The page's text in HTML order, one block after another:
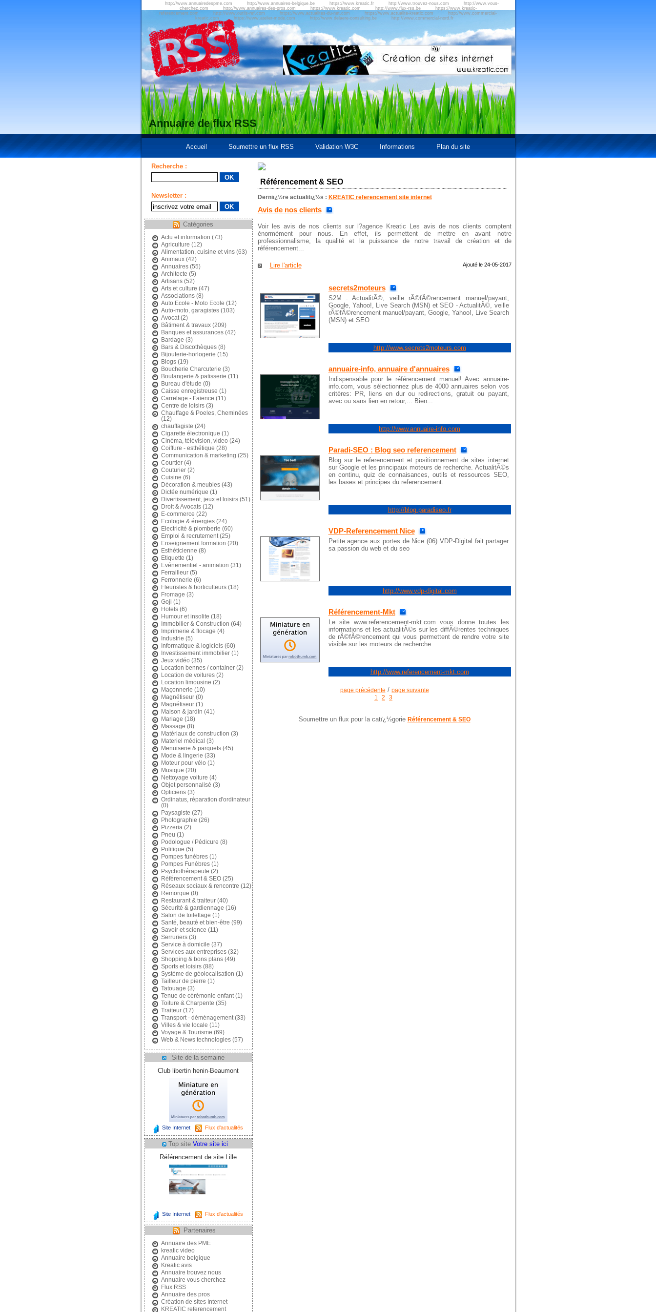
http://www.annuairedespme.com http://www.annuaires-belgique.be https://www.kreatic.fr http://www.trouvez-nous.com
http://www.vous-
cherchez.com
http://www.annuaires-des-pros.com https://www.kreatic.com http://www.flux-rss.be
https://www.kreatic-
referencement.com
http://www.outils-ref.com https://www.actualites-du-net.com https://www.actualite-kreatic.com
http://www.commercial-
kreatic.com
https://www.atelier-mode.com http://www.delaere-consulting.be http://www.commercial-nord.fr
Annuaire de flux RSS
Accueil Soumettre un flux RSS Validation W3C Informations Plan du site
Recherche :
Newsletter :
Catégories
Actu et information (73)
Agriculture (12)
Alimentation, cuisine et vins(63)
Animaux(42)
Annuaires(55)
Architecte (5)
Artisans(52)
Arts et culture (47)
Associations(8)
Auto Ecole - Moto Ecole (12)
Auto-moto, garagistes(103)
Avocat(2)
Bâtiment & travaux(209)
Banques et assurances(42)
Bardage (3)
Bars & Discothèques(8)
Bijouterie-horlogerie (15)
Blogs(19)
Boucherie Charcuterie (3)
Boulangerie & patisserie (11)
Bureau d'étude (0)
Caisse enregistreuse (1)
Carrelage - Faience (11)
Centre de loisirs(3)
Chauffage & Poeles, Cheminées
(12)
chauffagiste (24)
Cigarette électronique (1)
Cinéma, télévision, video (24)
Coiffure - esthétique (28)
Communication & marketing (25)
Courtier(4)
Couturier(2)
Cuisine (6)
Décoration & meubles(43)
Dictée numérique (1)
Divertissement, jeux et loisirs(51)
Droit & Avocats(12)
E-commerce (22)
Ecologie & énergies(24)
Electricité & plomberie (60)
Emploi & recrutement(25)
Enseignement formation (20)
Esthéticienne (8)
Etiquette (1)
Evénementiel - animation (31)
Ferrailleur(5)
Ferronnerie (6)
Fleuristes & horticulteurs(18)
Fromage (3)
Goji (1)
Hotels(6)
Humour et insolite (18)
Immobilier & Construction (64)
Imprimerie & flocage (4)
Industrie (5)
Informatique & logiciels(60)
Investissement immobilier(1)
Jeux vidéo (35)
Location bennes / container(2)
Location de voitures(2)
Location limousine (2)
Maçonnerie (10)
Magnétiseur(0)
Magnétiseur(1)
Maison & jardin (41)
Mariage (18)
Massage (8)
Matériaux de construction (3)
Materiel médical (3)
Menuiserie & parquets(45)
Mode & lingerie (33)
Moteur pour vélo (1)
Musique (20)
Nettoyage voiture (4)
Objet personnalisé (3)
Opticiens(3)
Ordinatus, réparation d'ordinateur
(0)
Paysagiste (27)
Photographie (26)
Pizzeria (2)
Pneu (1)
Podologue / Pédicure (8)
Politique (5)
Pompes funèbres(1)
Pompes Funèbres(1)
Psychothérapeute (2)
Référencement & SEO(25)
Réseaux sociaux & rencontre (12)
Remorque (0)
Restaurant & traiteur(40)
Sécurité & gardiennage (16)
Salon de toilettage (1)
Santé, beauté et bien-être (99)
Savoir et science (11)
Serruriers(3)
Service à domicile (37)
Services aux entreprises(32)
Shopping & bons plans(49)
Sports et loisirs(88)
Système de géolocalisation (1)
Tailleur de pierre (1)
Tatouage (3)
Tenue de cérémonie enfant(1)
Toiture & Charpente (35)
Traiteur(17)
Transport - déménagement(33)
Villes & vie locale (11)
Voyage & Tourisme (69)
Web & News technologies(57)
Site de la semaine
Club libertin henin-Beaumont
Site Internet Flux d'actualités
Top site Votre site ici
Référencement de site Lille
Site Internet Flux d'actualités
Partenaires
Annuaire des PME
kreatic video
Annuaire belgique
Kreatic avis
Annuaire trouvez nous
Annuaire vous cherchez
Flux RSS
Annuaire des pros
Création de sites Internet
KREATIC referencement
Référencement & SEO
Derniï¿½re actualitï¿½s : KREATIC referencement site internet
Avis de nos clients
Voir les avis de nos clients sur l?agence Kreatic Les avis de nos clients comptent
énormément pour nous. En effet, ils permettent de mettre en avant notre
professionnalisme, la qualité et la puissance de notre travail de création et de
référencement...
Ajouté le 24-05-2017
Lire l'article
secrets2moteurs
S2M : ActualitÃ©, veille rÃ©fÃ©rencement manuel/payant,
Google, Yahoo!, Live Search (MSN) et SEO - ActualitÃ©, veille
rÃ©fÃ©rencement manuel/payant, Google, Yahoo!, Live Search
(MSN) et SEO
http://www.secrets2moteurs.com
annuaire-info, annuaire d'annuaires
Indispensable pour le référencement manuel! Avec annuaire-
info.com, vous sélectionnez plus de 4000 annuaires selon vos
critères: PR, liens en dur ou redirections, gratuit ou payant,
avec ou sans lien en retour,... Bien...
http://www.annuaire-info.com
Paradi-SEO : Blog seo referencement
Blog sur le referencement et positionnement de sites internet
sur Google et les principaux moteurs de recherche. ActualitÃ©s
en continu, quiz de connaisances, outils et ressources SEO,
les bases et principes du referencement.
http://blog.paradiseo.fr
VDP-Referencement Nice
Petite agence aux portes de Nice (06) VDP-Digital fait partager
sa passion du web et du seo
http://www.vdp-digital.com
Référencement-Mkt
Le site www.referencement-mkt.com vous donne toutes les
informations et les actualitÃ©s sur les diffÃ©rentes techniques
de rÃ©fÃ©rencement qui vous permettent de rendre votre site
visible sur les moteurs de recherche.
http://www.referencement-mkt.com
page précédente / page suivante
1
2 3
Soumettre un flux pour la catï¿½gorie Référencement & SEO